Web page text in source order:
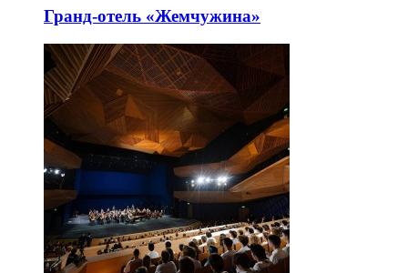
Гранд-отель «Жемчужина»